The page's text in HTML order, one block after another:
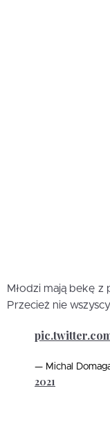
Młodzi mają bekę z
Przecież nie
— Michal
2021